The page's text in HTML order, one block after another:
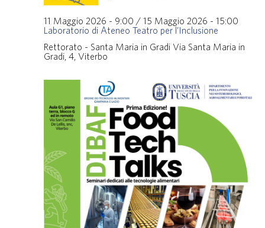
Laboratorio di Ateneo Teatro per l’Inclusione
11 Maggio 2026 - 9:00 / 15 Maggio 2026 - 15:00
Rettorato - Santa Maria in Gradi Via Santa Maria in
Gradi, 4, Viterbo